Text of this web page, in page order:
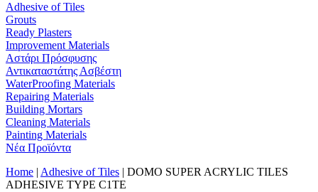
Adhesive of Tiles
Grouts
Ready Plasters
Improvement Materials
Αστάρι Πρόσφυσης
Αντικαταστάτης Ασβέστη
WaterProofing Materials
Repairing Materials
Building Mortars
Cleaning Materials
Painting Materials
Νέα Προϊόντα
Home | Adhesive of Tiles | DOMO SUPER ACRYLIC TILES
ADHESIVE TYPE C1TE